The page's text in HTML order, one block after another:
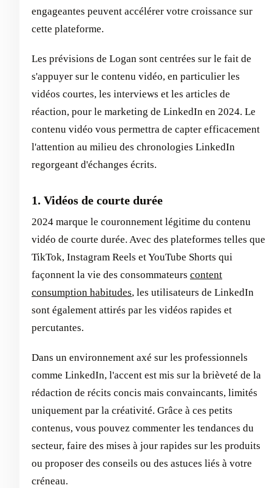
engageantes peuvent accélérer votre croissance sur
cette plateforme.
Les prévisions de Logan sont centrées sur le fait de
s'appuyer sur le contenu vidéo, en particulier les
vidéos courtes, les interviews et les articles de
réaction, pour le marketing de LinkedIn en 2024. Le
contenu vidéo vous permettra de capter efficacement
l'attention au milieu des chronologies LinkedIn
regorgeant d'échanges écrits.
1. Vidéos de courte durée
2024 marque le couronnement légitime du contenu
vidéo de courte durée. Avec des plateformes telles que
TikTok, Instagram Reels et YouTube Shorts qui
façonnent la vie des consommateurs content
consumption habitudes, les utilisateurs de LinkedIn
sont également attirés par les vidéos rapides et
percutantes.
Dans un environnement axé sur les professionnels
comme LinkedIn, l'accent est mis sur la brièveté de la
rédaction de récits concis mais convaincants, limités
uniquement par la créativité. Grâce à ces petits
contenus, vous pouvez commenter les tendances du
secteur, faire des mises à jour rapides sur les produits
ou proposer des conseils ou des astuces liés à votre
créneau.